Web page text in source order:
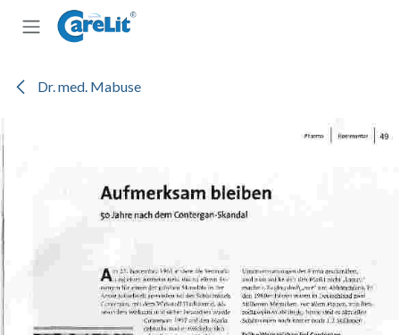
Zum Inhalt springen
Dr. med. Mabuse